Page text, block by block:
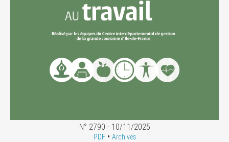
N° 2790 - 10/11/2025
PDF• Archives